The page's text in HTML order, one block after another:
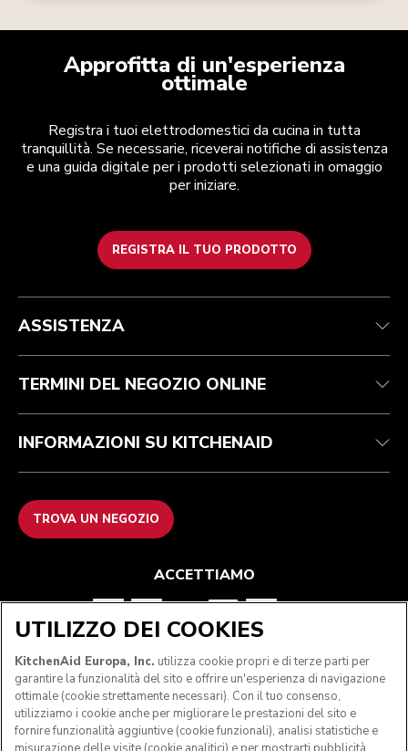
Approfitta di un'esperienza
ottimale
Registra i tuoi elettrodomestici da cucina in tutta
tranquillità. Se necessarie, riceverai notifiche di assistenza
e una guida digitale per i prodotti selezionati in omaggio
per iniziare.
REGISTRA IL TUO PRODOTTO
Assistenza clienti
Garanzia e documentazione
Contattaci
Termini e condizioni
Resi e rimborsi
Imprint
ODR
Per il marchio
Trova un negozio
ASSISTENZA
TERMINI DEL NEGOZIO ONLINE
INFORMAZIONI SU KITCHENAID
TROVA UN NEGOZIO
ACCETTIAMO
SEGUICI
UTILIZZO DEI COOKIES
KitchenAid Europa, Inc. utilizza cookie propri e di terze parti per
garantire la funzionalità del sito e offrire un'esperienza di navigazione
ottimale (cookie strettamente necessari). Con il tuo consenso,
utilizziamo i cookie anche per migliorare le prestazioni del sito e
fornire funzionalità aggiuntive (cookie funzionali), analisi statistiche e